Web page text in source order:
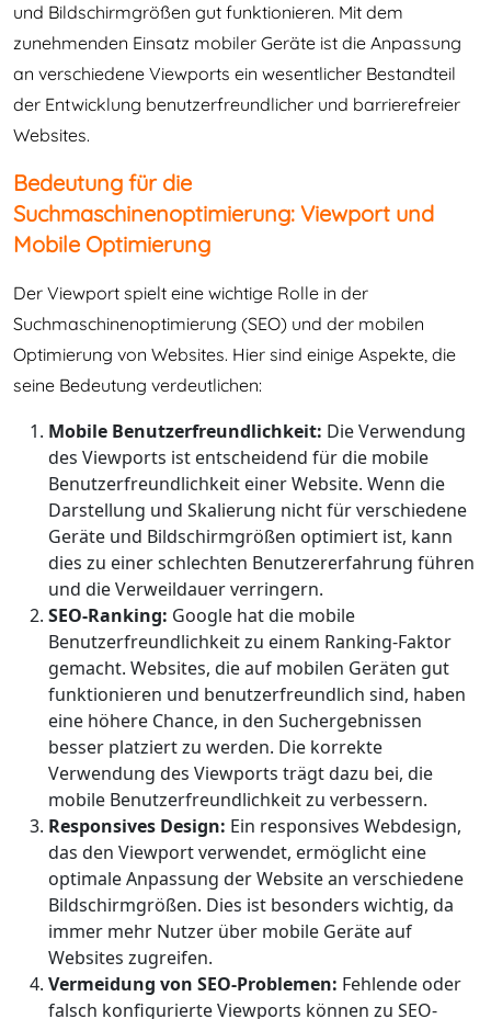
und Bildschirmgrößen gut funktionieren. Mit dem
zunehmenden Einsatz mobiler Geräte ist die Anpassung
an verschiedene Viewports ein wesentlicher Bestandteil
der Entwicklung benutzerfreundlicher und barrierefreier
Websites.
Bedeutung für die
Suchmaschinenoptimierung: Viewport und
Mobile Optimierung
Der Viewport spielt eine wichtige Rolle in der
Suchmaschinenoptimierung (SEO) und der mobilen
Optimierung von Websites. Hier sind einige Aspekte, die
seine Bedeutung verdeutlichen:
Mobile Benutzerfreundlichkeit: Die Verwendung
des Viewports ist entscheidend für die mobile
Benutzerfreundlichkeit einer Website. Wenn die
Darstellung und Skalierung nicht für verschiedene
Geräte und Bildschirmgrößen optimiert ist, kann
dies zu einer schlechten Benutzererfahrung führen
und die Verweildauer verringern.
SEO-Ranking: Google hat die mobile
Benutzerfreundlichkeit zu einem Ranking-Faktor
gemacht. Websites, die auf mobilen Geräten gut
funktionieren und benutzerfreundlich sind, haben
eine höhere Chance, in den Suchergebnissen
besser platziert zu werden. Die korrekte
Verwendung des Viewports trägt dazu bei, die
mobile Benutzerfreundlichkeit zu verbessern.
Responsives Design: Ein responsives Webdesign,
das den Viewport verwendet, ermöglicht eine
optimale Anpassung der Website an verschiedene
Bildschirmgrößen. Dies ist besonders wichtig, da
immer mehr Nutzer über mobile Geräte auf
Websites zugreifen.
Vermeidung von SEO-Problemen: Fehlende oder
falsch konfigurierte Viewports können zu SEO-